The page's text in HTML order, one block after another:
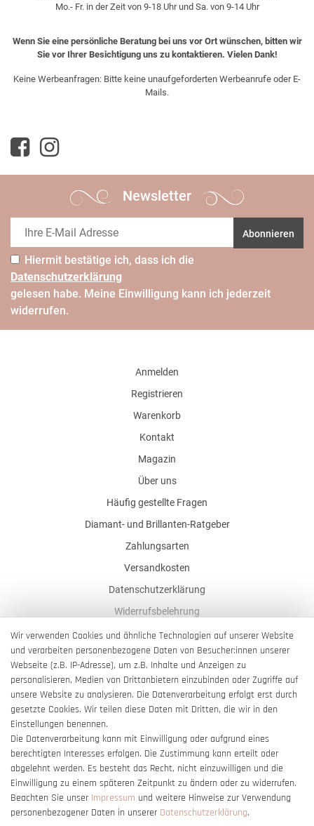
Mo.- Fr. in der Zeit von 9-18 Uhr und Sa. von 9-14 Uhr
Wenn Sie eine persönliche Beratung bei uns vor Ort wünschen, bitten wir
Sie vor Ihrer Besichtigung uns zu kontaktieren. Vielen Dank!
Keine Werbeanfragen: Bitte keine unaufgeforderten Werbeanrufe oder E-
Mails.
Newsletter
Abonnieren
Hiermit bestätige ich, dass ich die
Daten­schutz­erklärung
gelesen habe. Meine Einwilligung kann ich jederzeit
widerrufen.
Anmelden
Registrieren
Warenkorb
Kontakt
Magazin
Über uns
Häufig gestellte Fragen
Diamant- und Brillanten-Ratgeber
Zahlungsarten
Versandkosten
Datenschutzerklärung
Widerrufsbelehrung
AGB
Impressum
Barrierefreiheitserklärung
Vertrag widerrufen
Wir verwenden Cookies und ähnliche Technologien auf unserer Website
und verarbeiten personenbezogene Daten von Besucher:innen unserer
Webseite (z.B. IP-Adresse), um z.B. Inhalte und Anzeigen zu
personalisieren, Medien von Drittanbietern einzubinden oder Zugriffe auf
unsere Website zu analysieren. Die Datenverarbeitung erfolgt erst durch
gesetzte Cookies. Wir teilen diese Daten mit Dritten, die wir in den
Einstellungen benennen.
Die Datenverarbeitung kann mit Einwilligung oder aufgrund eines
berechtigten Interesses erfolgen. Die Zustimmung kann erteilt oder
abgelehnt werden. Es besteht das Recht, nicht einzuwilligen und die
Einwilligung zu einem späteren Zeitpunkt zu ändern oder zu widerrufen.
Beachten Sie unser Impressum und weitere Hinweise zur Verwendung
personenbezogener Daten in unserer Daten­schutz­erklärung.